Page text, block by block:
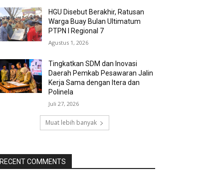
HGU Disebut Berakhir, Ratusan
Warga Buay Bulan Ultimatum
PTPN I Regional 7
Agustus 1, 2026
Tingkatkan SDM dan Inovasi
Daerah Pemkab Pesawaran Jalin
Kerja Sama dengan Itera dan
Polinela
Juli 27, 2026
Muat lebih banyak
RECENT COMMENTS